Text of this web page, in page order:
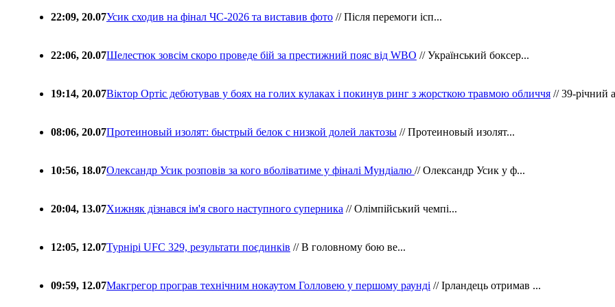
22:09, 20.07Усик сходив на фінал ЧС-2026 та виставив фото // Після перемоги ісп...
22:06, 20.07Шелестюк зовсім скоро проведе бій за престижний пояс від WBO // Український боксер...
19:14, 20.07Віктор Ортіс дебютував у боях на голих кулаках і покинув ринг з жорсткою травмою обличчя // 39-річний
08:06, 20.07Протеиновый изолят: быстрый белок с низкой долей лактозы // Протеиновый изолят...
10:56, 18.07Олександр Усик розповів за кого вболіватиме у фіналі Мундіалю // Олександр Усик у ф...
20:04, 13.07Хижняк дізнався ім'я свого наступного суперника // Олімпійський чемпі...
12:05, 12.07Турнірі UFC 329, результати поєдинків // В головному бою ве...
09:59, 12.07Макгрегор програв технічним нокаутом Голловею у першому раунді // Ірландець отримав ...